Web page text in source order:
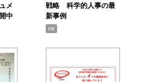
メ
中
戦略 科学的人事の最
新事例
PR